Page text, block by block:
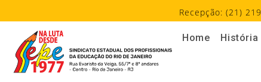
Recepção: (21)
Home História